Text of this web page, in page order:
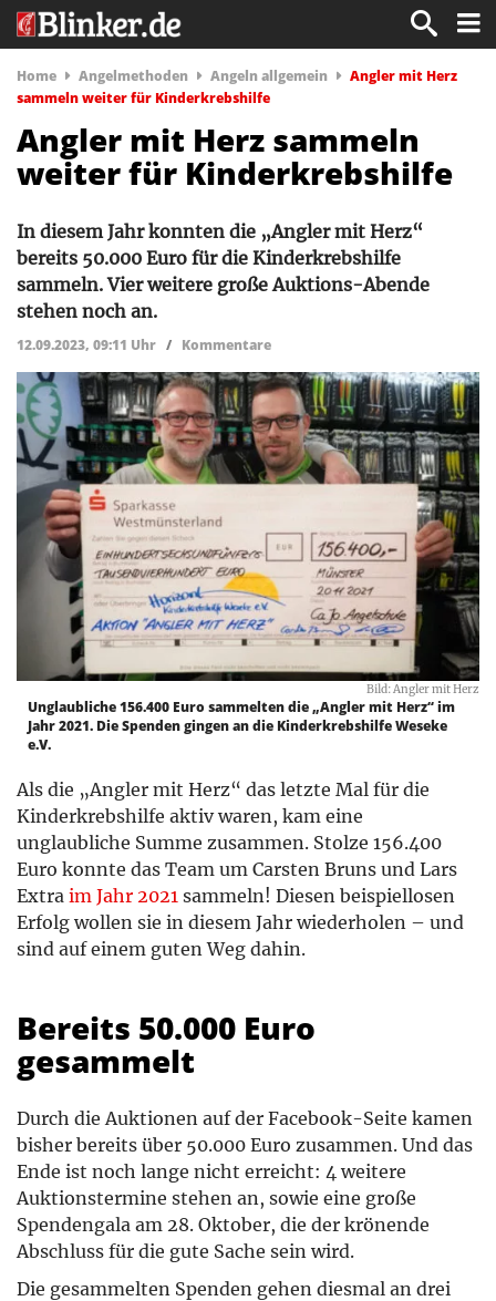
Home Angelmethoden Angeln allgemein
Angler mit Herz
sammeln weiter für Kinderkrebshilfe
Angler mit Herz sammeln
weiter für Kinderkrebshilfe
In diesem Jahr konnten die „Angler mit Herz“
bereits 50.000 Euro für die Kinderkrebshilfe
sammeln. Vier weitere große Auktions-Abende
stehen noch an.
12.09.2023, 09:11 Uhr / Kommentare
Bild: Angler mit Herz
Unglaubliche 156.400 Euro sammelten die „Angler mit Herz“ im
Jahr 2021. Die Spenden gingen an die Kinderkrebshilfe Weseke
e.V.
Als die „Angler mit Herz“ das letzte Mal für die
Kinderkrebshilfe aktiv waren, kam eine
unglaubliche Summe zusammen. Stolze 156.400
Euro konnte das Team um Carsten Bruns und Lars
Extra im Jahr 2021 sammeln! Diesen beispiellosen
Erfolg wollen sie in diesem Jahr wiederholen – und
sind auf einem guten Weg dahin.
Bereits 50.000 Euro
gesammelt
Durch die Auktionen auf der Facebook-Seite kamen
bisher bereits über 50.000 Euro zusammen. Und das
Ende ist noch lange nicht erreicht: 4 weitere
Auktionstermine stehen an, sowie eine große
Spendengala am 28. Oktober, die der krönende
Abschluss für die gute Sache sein wird.
Die gesammelten Spenden gehen diesmal an drei